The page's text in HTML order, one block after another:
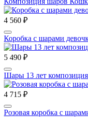
4 560 ₽
Коробка с шарами
5 490 ₽
Шары 13 лет
4 715 ₽
Розовая коробка с